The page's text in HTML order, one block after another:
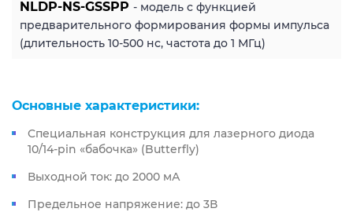
NLDP-NS-GSSPP - модель с функцией
предварительного формирования формы импульса
(длительность 10-500 нс, частота до 1 МГц)
Основные характеристики:
Специальная конструкция для лазерного диода
10/14-pin «бабочка» (Butterfly)
Выходной ток: до 2000 мА
Предельное напряжение: до 3В